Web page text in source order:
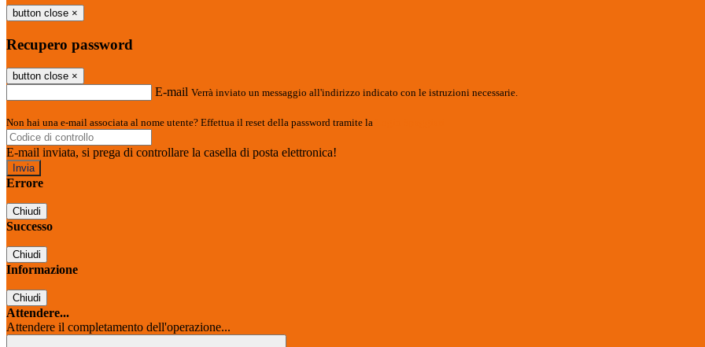
button close ×
Recupero password
button close ×
E-mail Verrà inviato un messaggio all'indirizzo indicato con le istruzioni necessarie.
Non hai una e-mail associata al nome utente? Effettua il reset della password tramite la
E-mail inviata, si prega di controllare la casella di posta elettronica!
Errore
Chiudi
Successo
Chiudi
Informazione
Chiudi
Attendere...
Attendere il completamento dell'operazione...